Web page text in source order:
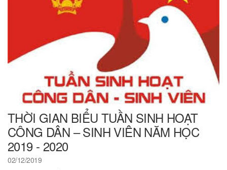
THỜI GIAN BIỂU TUẦN SINH HOẠT
CÔNG DÂN – SINH VIÊN NĂM HỌC
2019 - 2020
02/12/2019